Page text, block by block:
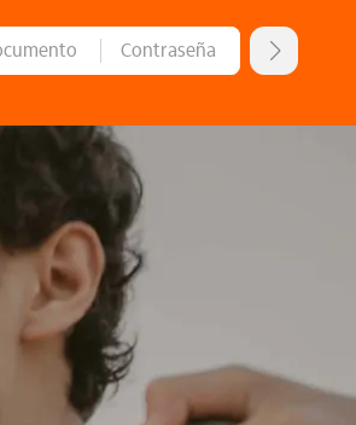
de documento:
Contraseña: